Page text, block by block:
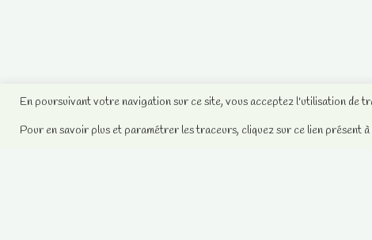
En poursuivant votre navigation sur ce site, vous acceptez l'utilisation de
Pour en savoir plus et paramétrer les traceurs, cliquez sur ce lien présent